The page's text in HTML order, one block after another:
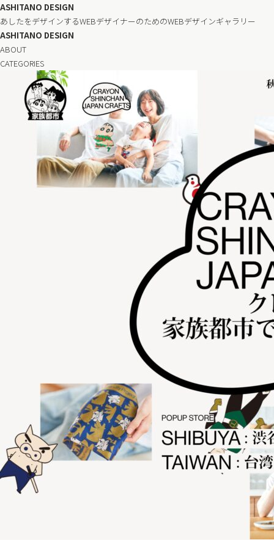
ASHITANO DESIGN
あしたをデザインするWEBデザイナーのためのWEBデザインギャラリー
ASHITANO DESIGN
ABOUT
CATEGORIES